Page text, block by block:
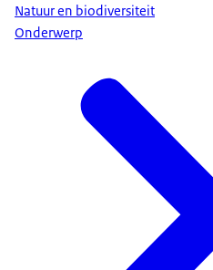
Natuur en biodiversiteit
Onderwerp